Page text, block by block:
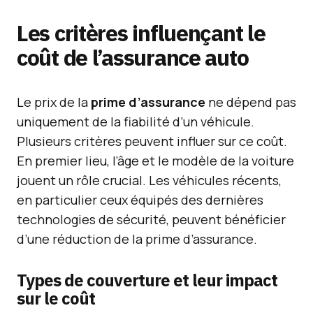
Les critères influençant le
coût de l’assurance auto
Le prix de la prime d’assurance ne dépend pas
uniquement de la fiabilité d’un véhicule.
Plusieurs critères peuvent influer sur ce coût.
En premier lieu, l’âge et le modèle de la voiture
jouent un rôle crucial. Les véhicules récents,
en particulier ceux équipés des dernières
technologies de sécurité, peuvent bénéficier
d’une réduction de la prime d’assurance.
Types de couverture et leur impact
sur le coût